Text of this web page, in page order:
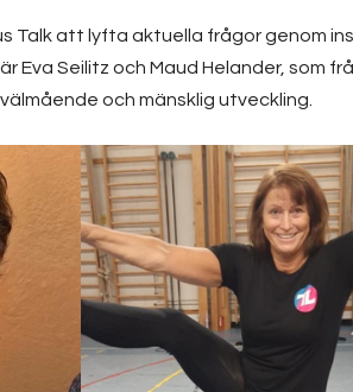
Talk att lyfta aktuella frågor genom
Eva Seilitz och Maud Helander, som
och mänsklig utveckling.